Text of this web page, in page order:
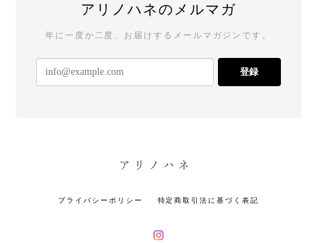
アリノハネのメルマガ
年に一度か二度、お届けするメールマガジンです。
登録
プライバシーポリシー 特定商取引法に基づく表記